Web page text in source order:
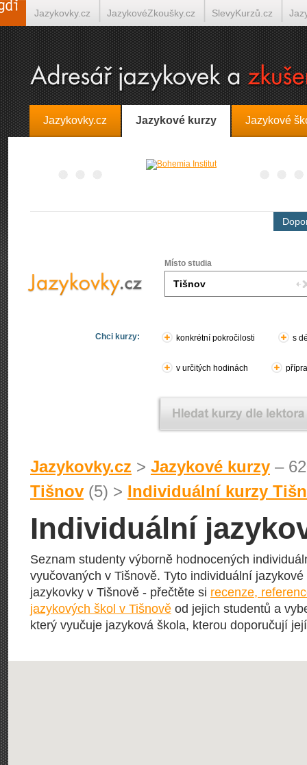
Jazykovky.cz Jazykové kurzy Jazykové
Místo studia
Chci kurzy: konkrétní pokročilosti s
v určitých hodinách
Jazykovky.cz > Jazykové kurzy –
Tišnov (5) > Individuální kurzy
Individuální
Seznam studenty výborně hodnocených
vyučovaných v Tišnově. Tyto individuální
jazykovky v Tišnově - přečtěte si recenze,
jazykových škol v Tišnově od jejich studentů a
který vyučuje jazyková škola, kterou doporučují
Jazykovky.cz JazykovéZkoušky.cz SlevyKurzů.cz
Španělština on-line Italština on-line Tlumočení-